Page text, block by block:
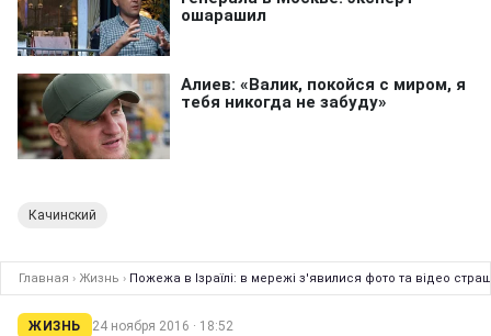
Качинский
Главная › Жизнь › Пожежа в Ізраїлі: в мережі з'явилися фото та відео
ЖИЗНЬ 24 ноября 2016 · 18:52